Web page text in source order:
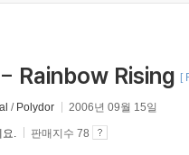
Rainbow Rising [
/ Polydor 2006년 09월 15일
요. 판매지수 78